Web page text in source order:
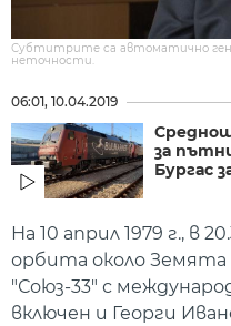
Субтитрите са автоматично
неточности.
06:01, 10.04.2019
за
Бургас
На 10 април 1979 г., в
орбита около Земята
"Союз-33" с
включен и Георги